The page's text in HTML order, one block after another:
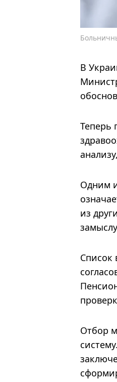
В
Теперь
Одним
из
Список
Отбор